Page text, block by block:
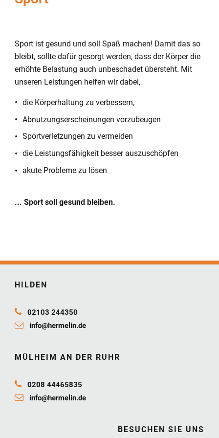
Sport ist gesund und soll Spaß machen! Damit das so
bleibt, sollte dafür gesorgt werden, dass der Körper die
erhöhte Belastung auch unbeschadet übersteht. Mit
unseren Leistungen helfen wir dabei,
die Körperhaltung zu verbessern,
Abnutzungserscheinungen vorzubeugen
Sportverletzungen zu vermeiden
die Leistungsfähigkeit besser auszuschöpfen
akute Probleme zu lösen
... Sport soll gesund bleiben.
HILDEN
02103 244350
info@hermelin.de
MÜLHEIM AN DER RUHR
0208 44465835
info@hermelin.de
BESUCHEN SIE UNS